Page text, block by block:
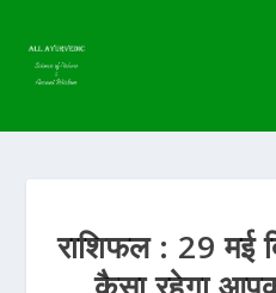
राशिफल : 29 मई